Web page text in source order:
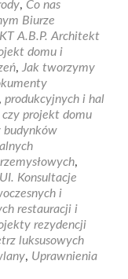
, Co nas
Biurze
A.B.P. Architekt
domu i
, Jak tworzymy
, produkcyjnych i hal
projekt domu
budynków
,
Konsultacje
i
restauracji i
rezydencji
luksusowych
, Uprawnienia